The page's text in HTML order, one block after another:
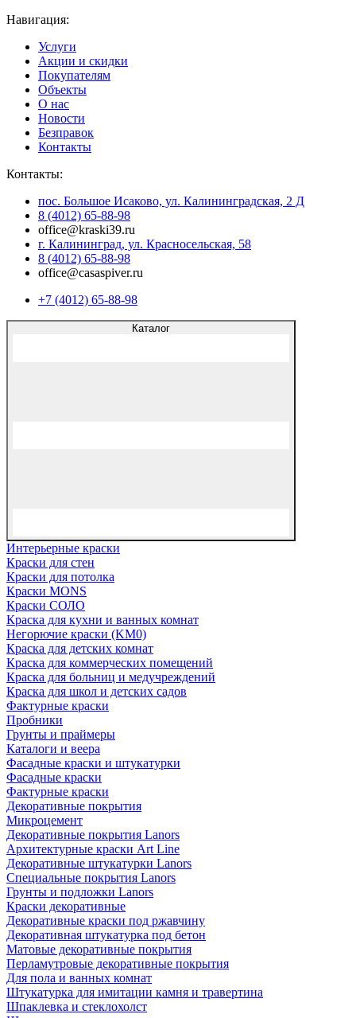
Навигация:
Услуги
Акции и скидки
Покупателям
Объекты
О нас
Новости
Безправок
Контакты
Контакты:
пос. Большое Исаково, ул. Калининградская, 2 Д
8 (4012) 65-88-98
office@kraski39.ru
г. Калининград, ул. Красносельская, 58
8 (4012) 65-88-98
office@casaspiver.ru
+7 (4012) 65-88-98
Каталог
Интерьерные краски
Краски для стен
Краски для потолка
Краски MONS
Краски СОЛО
Краска для кухни и ванных комнат
Негорючие краски (KM0)
Краска для детских комнат
Краска для коммерческих помещений
Краска для больниц и медучреждений
Краска для школ и детских садов
Фактурные краски
Пробники
Грунты и праймеры
Каталоги и веера
Фасадные краски и штукатурки
Фасадные краски
Фактурные краски
Декоративные покрытия
Микроцемент
Декоративные покрытия Lanors
Архитектурные краски Art Line
Декоративные штукатурки Lanors
Специальные покрытия Lanors
Грунты и подложки Lanors
Краски декоративные
Декоративные краски под ржавчину
Декоративная штукатурка под бетон
Матовые декоративные покрытия
Перламутровые декоративные покрытия
Для пола и ванных комнат
Штукатурка для имитации камня и травертина
Шпаклевка и стеклохолст